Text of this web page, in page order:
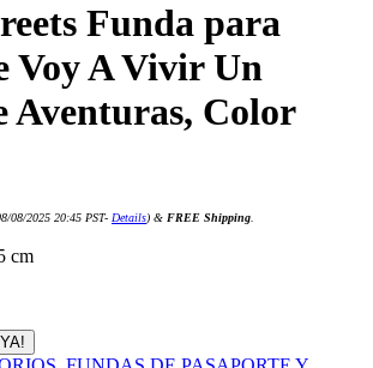
Funda para
Voy A Vivir Un
Aventuras, Color
08/2025 20:45 PST- Details) & FREE Shipping
cm